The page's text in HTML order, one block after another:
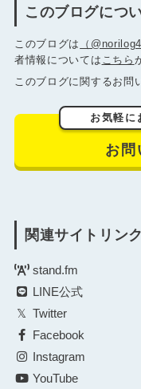
このブログにつ
このブログは （@norilog4
者情報については こちら
このブログに関するお問
お気軽に
お問
関連サイトリンク
stand.fm
LINE公式
Twitter
Facebook
Instagram
YouTube